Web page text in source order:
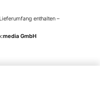
enthalten –
GmbH